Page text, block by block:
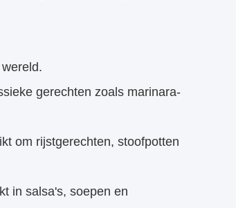
gerechten zoals marinara-
om rijstgerechten, stoofpotten
in salsa's, soepen en